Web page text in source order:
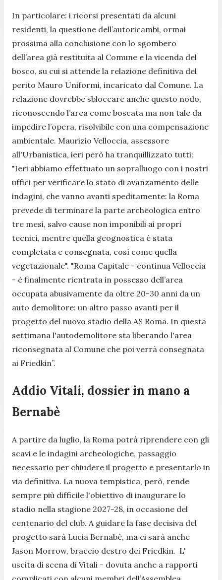
In particolare: i ricorsi presentati da alcuni
residenti, la questione dell’autoricambi, ormai
prossima alla conclusione con lo sgombero
dell’area già restituita al Comune e la vicenda del
bosco, su cui si attende la relazione definitiva del
perito Mauro Uniformi, incaricato dal Comune. La
relazione dovrebbe sbloccare anche questo nodo,
riconoscendo l’area come boscata ma non tale da
impedire l’opera, risolvibile con una compensazione
ambientale. Maurizio Velloccia, assessore
all'Urbanistica, ieri però ha tranquillizzato tutti:
"Ieri abbiamo effettuato un sopralluogo con i nostri
uffici per verificare lo stato di avanzamento delle
indagini, che vanno avanti speditamente: la Roma
prevede di terminare la parte archeologica entro
tre mesi, salvo cause non imponibili ai propri
tecnici, mentre quella geognostica è stata
completata e consegnata, così come quella
vegetazionale". "Roma Capitale - continua Velloccia
- è finalmente rientrata in possesso dell’area
occupata abusivamente da oltre 20-30 anni da un
auto demolitore: un altro passo avanti per il
progetto del nuovo stadio della AS Roma. In questa
settimana l'autodemolitore sta liberando l'area
riconsegnata al Comune che poi verrà consegnata
ai Friedkin”.
Addio Vitali, dossier in mano a
Bernabè
A partire da luglio, la Roma potrà riprendere con gli
scavi e le indagini archeologiche, passaggio
necessario per chiudere il progetto e presentarlo in
via definitiva. La nuova tempistica, però, rende
sempre più difficile l'obiettivo di inaugurare lo
stadio nella stagione 2027-28, in occasione del
centenario del club. A guidare la fase decisiva del
progetto sarà Lucia Bernabè, ma ci sarà anche
Jason Morrow, braccio destro dei Friedkin. L'
uscita di scena di Vitali - dovuta anche a rapporti